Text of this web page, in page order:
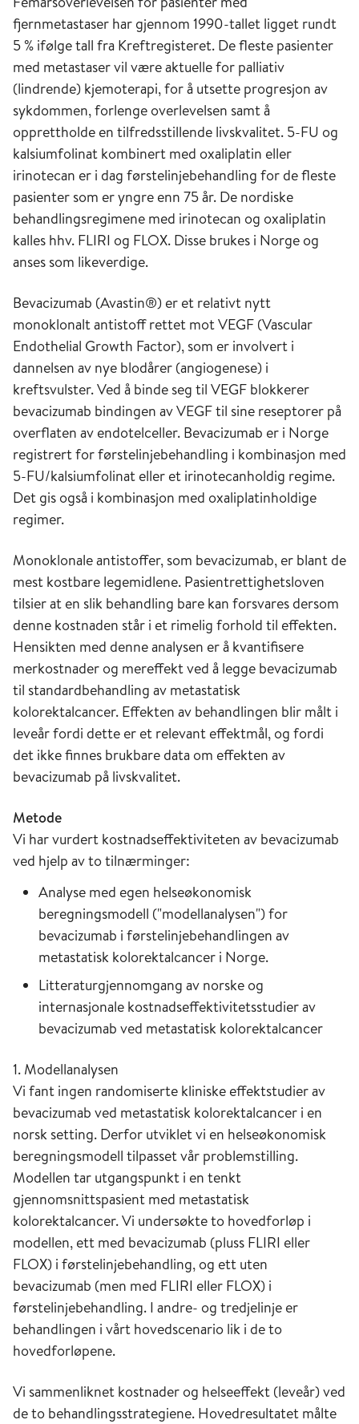
fjernmetastaser har gjennom 1990-tallet ligget rundt
5 % ifølge tall fra Kreftregisteret. De fleste pasienter
med metastaser vil være aktuelle for palliativ
(lindrende) kjemoterapi, for å utsette progresjon av
sykdommen, forlenge overlevelsen samt å
opprettholde en tilfredsstillende livskvalitet. 5-FU og
kalsiumfolinat kombinert med oxaliplatin eller
irinotecan er i dag førstelinjebehandling for de fleste
pasienter som er yngre enn 75 år. De nordiske
behandlingsregimene med irinotecan og oxaliplatin
kalles hhv. FLIRI og FLOX. Disse brukes i Norge og
anses som likeverdige.
Bevacizumab (Avastin®) er et relativt nytt
monoklonalt antistoff rettet mot VEGF (Vascular
Endothelial Growth Factor), som er involvert i
dannelsen av nye blodårer (angiogenese) i
kreftsvulster. Ved å binde seg til VEGF blokkerer
bevacizumab bindingen av VEGF til sine reseptorer på
overflaten av endotelceller. Bevacizumab er i Norge
registrert for førstelinjebehandling i kombinasjon med
5-FU/kalsiumfolinat eller et irinotecanholdig regime.
Det gis også i kombinasjon med oxaliplatinholdige
regimer.
Monoklonale antistoffer, som bevacizumab, er blant de
mest kostbare legemidlene. Pasientrettighetsloven
tilsier at en slik behandling bare kan forsvares dersom
denne kostnaden står i et rimelig forhold til effekten.
Hensikten med denne analysen er å kvantifisere
merkostnader og mereffekt ved å legge bevacizumab
til standardbehandling av metastatisk
kolorektalcancer. Effekten av behandlingen blir målt i
leveår fordi dette er et relevant effektmål, og fordi
det ikke finnes brukbare data om effekten av
bevacizumab på livskvalitet.
Metode
Vi har vurdert kostnadseffektiviteten av bevacizumab
ved hjelp av to tilnærminger:
Analyse med egen helseøkonomisk
beregningsmodell ("modellanalysen") for
bevacizumab i førstelinjebehandlingen av
metastatisk kolorektalcancer i Norge.
Litteraturgjennomgang av norske og
internasjonale kostnadseffektivitetsstudier av
bevacizumab ved metastatisk kolorektalcancer
1. Modellanalysen
Vi fant ingen randomiserte kliniske effektstudier av
bevacizumab ved metastatisk kolorektalcancer i en
norsk setting. Derfor utviklet vi en helseøkonomisk
beregningsmodell tilpasset vår problemstilling.
Modellen tar utgangspunkt i en tenkt
gjennomsnittspasient med metastatisk
kolorektalcancer. Vi undersøkte to hovedforløp i
modellen, ett med bevacizumab (pluss FLIRI eller
FLOX) i førstelinjebehandling, og ett uten
bevacizumab (men med FLIRI eller FLOX) i
førstelinjebehandling. I andre- og tredjelinje er
behandlingen i vårt hovedscenario lik i de to
hovedforløpene.
Vi sammenliknet kostnader og helseeffekt (leveår) ved
de to behandlingsstrategiene. Hovedresultatet målte